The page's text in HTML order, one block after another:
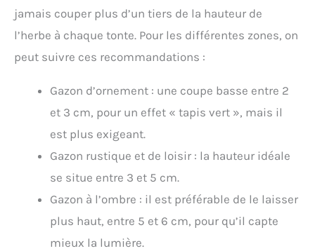
jamais couper plus d’un tiers de la hauteur de
l’herbe à chaque tonte. Pour les différentes zones, on
peut suivre ces recommandations :
Gazon d’ornement : une coupe basse entre 2
et 3 cm, pour un effet « tapis vert », mais il
est plus exigeant.
Gazon rustique et de loisir : la hauteur idéale
se situe entre 3 et 5 cm.
Gazon à l’ombre : il est préférable de le laisser
plus haut, entre 5 et 6 cm, pour qu’il capte
mieux la lumière.